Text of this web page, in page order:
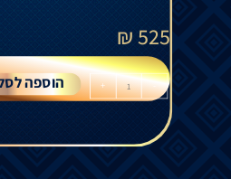
525
₪
-
+ הוספה